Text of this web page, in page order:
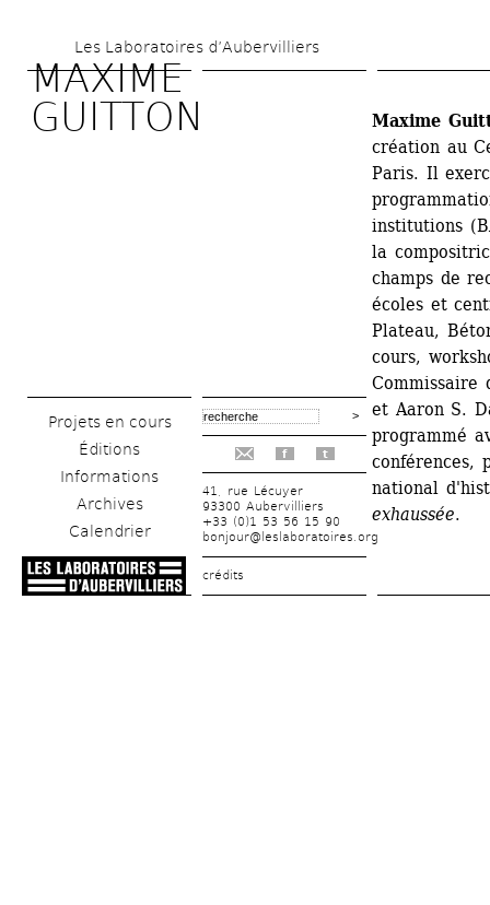
au
contenu
principal
Les Laboratoires d’Aubervilliers
MAXIME
GUITTON
Projets en cours
Éditions
Informations
Archives
Calendrier
f t
41, rue Lécuyer
93300 Aubervilliers
+33 (0)1 53 56 15 90
bonjour@leslaboratoires.org
crédits
Maxime
création au
Paris. Il
institutions
la
champs de
écoles et
Plateau,
cours,
Commissaire
et Aaron S.
programmé
conférences,
national
exhaussée.